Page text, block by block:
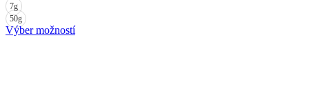
na
7g
50g
Výber možnostíTento